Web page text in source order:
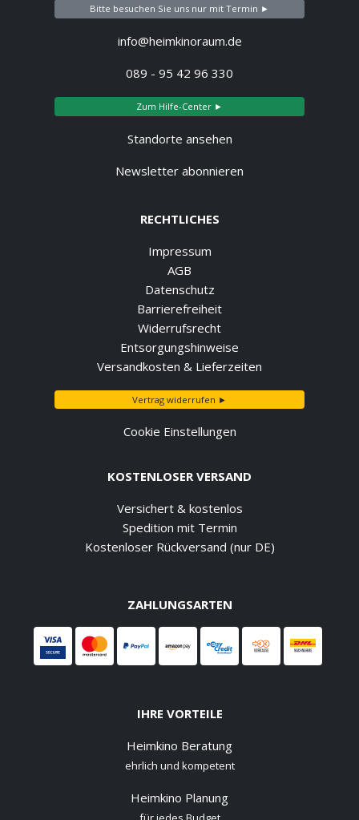
Bitte besuchen Sie uns nur mit Termin ►
info@heimkinoraum.de
089 - 95 42 96 330
Zum Hilfe-Center ►
Standorte ansehen
Newsletter abonnieren
RECHTLICHES
Impressum
AGB
Datenschutz
Barrierefreiheit
Widerrufsrecht
Entsorgungshinweise
Versandkosten & Lieferzeiten
Vertrag widerrufen ►
Cookie Einstellungen
KOSTENLOSER VERSAND
Versichert & kostenlos
Spedition mit Termin
Kostenloser Rückversand (nur DE)
ZAHLUNGSARTEN
IHRE VORTEILE
Heimkino Beratung
ehrlich und kompetent
Heimkino Planung